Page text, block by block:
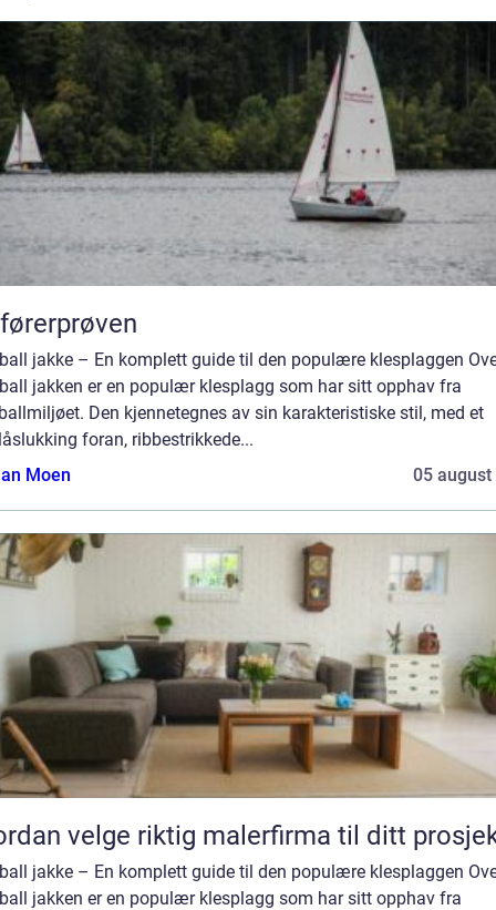
jakke – En komplett guide til den populære klesplaggen
jakken er en populær klesplagg som har sitt opphav fra
Den kjennetegnes av sin karakteristiske stil, med et
foran, ribbestrikkede...
Moen
05 august
velge riktig malerfirma til ditt
jakke – En komplett guide til den populære klesplaggen
jakken er en populær klesplagg som har sitt opphav fra